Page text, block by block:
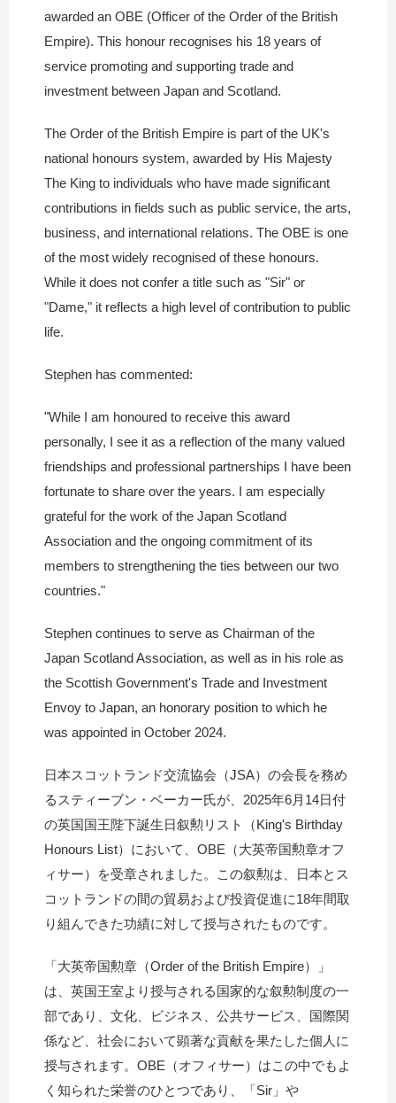
awarded an OBE (Officer of the Order of the British
Empire). This honour recognises his 18 years of
service promoting and supporting trade and
investment between Japan and Scotland.
The Order of the British Empire is part of the UK's
national honours system, awarded by His Majesty
The King to individuals who have made significant
contributions in fields such as public service, the arts,
business, and international relations. The OBE is one
of the most widely recognised of these honours.
While it does not confer a title such as "Sir" or
"Dame," it reflects a high level of contribution to public
life.
Stephen has commented:
"While I am honoured to receive this award
personally, I see it as a reflection of the many valued
friendships and professional partnerships I have been
fortunate to share over the years. I am especially
grateful for the work of the Japan Scotland
Association and the ongoing commitment of its
members to strengthening the ties between our two
countries."
Stephen continues to serve as Chairman of the
Japan Scotland Association, as well as in his role as
the Scottish Government's Trade and Investment
Envoy to Japan, an honorary position to which he
was appointed in October 2024.
日本スコットランド交流協会（JSA）の会長を務め
るスティーブン・ベーカー氏が、2025年6月14日付
の英国国王陛下誕生日叙勲リスト（King's Birthday
Honours List）において、OBE（大英帝国勲章オフ
ィサー）を受章されました。この叙勲は、日本とス
コットランドの間の貿易および投資促進に18年間取
り組んできた功績に対して授与されたものです。
「大英帝国勲章（Order of the British Empire）」
は、英国王室より授与される国家的な叙勲制度の一
部であり、文化、ビジネス、公共サービス、国際関
係など、社会において顕著な貢献を果たした個人に
授与されます。OBE（オフィサー）はこの中でもよ
く知られた栄誉のひとつであり、「Sir」や